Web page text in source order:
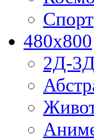
Спорт
480x800
2Д-